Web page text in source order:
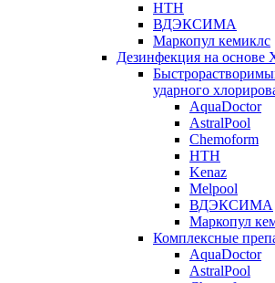
HTH
ВДЭКСИМА
Маркопул кемиклс
Дезинфекция на основе
ударного
AquaDoctor
AstralPool
Chemoform
HTH
Kenaz
Melpool
ВДЭКСИМА
Маркопул
Комплексные
AquaDoctor
AstralPool